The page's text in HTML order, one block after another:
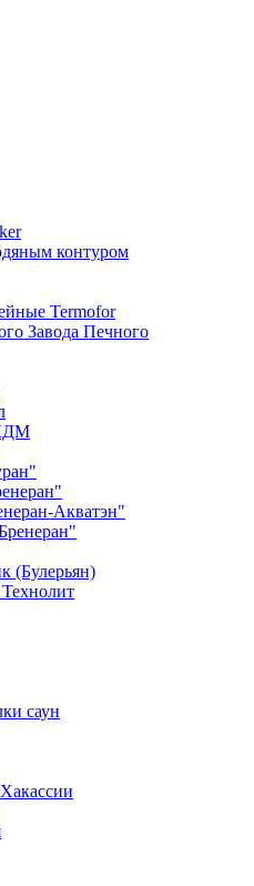
контуром
Termofor
Завода Печного
Акватэн"
(Булерьян)
саун